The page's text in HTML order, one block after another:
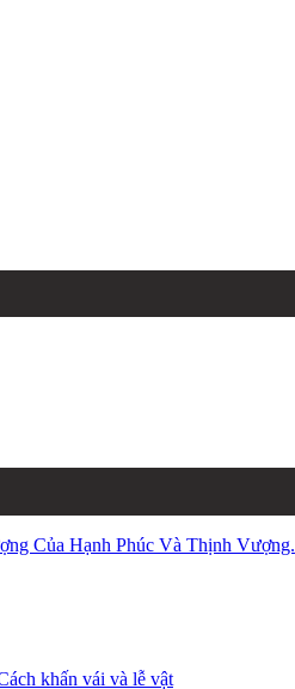
Của Hạnh Phúc Và Thịnh Vượng.
khấn vái và lễ vật